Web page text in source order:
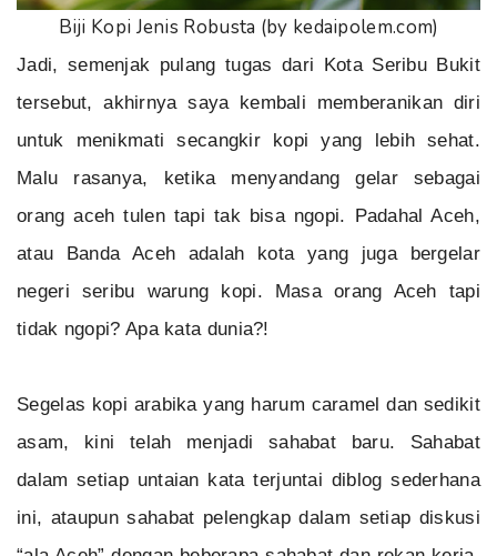
Biji Kopi Jenis Robusta (by kedaipolem.com)
Jadi, semenjak pulang tugas dari Kota Seribu Bukit
tersebut, akhirnya saya kembali memberanikan diri
untuk menikmati secangkir kopi yang lebih sehat.
Malu rasanya, ketika menyandang gelar sebagai
orang aceh tulen tapi tak bisa ngopi. Padahal Aceh,
atau Banda Aceh adalah kota yang juga bergelar
negeri seribu warung kopi. Masa orang Aceh tapi
tidak ngopi? Apa kata dunia?!
Segelas kopi arabika yang harum caramel dan sedikit
asam, kini telah menjadi sahabat baru. Sahabat
dalam setiap untaian kata terjuntai diblog sederhana
ini, ataupun sahabat pelengkap dalam setiap diskusi